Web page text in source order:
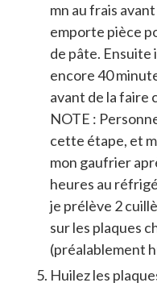
mn au frais
emporte pièce
de pâte. Ensuite
encore 40
avant de la faire
NOTE :
cette étape, et
mon gaufrier
heures au
je prélève 2
sur les plaques
(préalablement
Huilez les